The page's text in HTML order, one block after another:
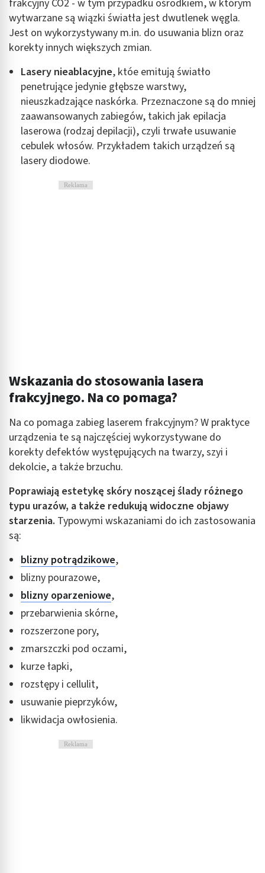
frakcyjny CO2 - w tym przypadku ośrodkiem, w którym
wytwarzane są wiązki światła jest dwutlenek węgla.
Jest on wykorzystywany m.in. do usuwania blizn oraz
korekty innych większych zmian.
Lasery nieablacyjne, któe emitują światło
penetrujące jedynie głębsze warstwy,
nieuszkadzające naskórka. Przeznaczone są do mniej
zaawansowanych zabiegów, takich jak epilacja
laserowa (rodzaj depilacji), czyli trwałe usuwanie
cebulek włosów. Przykładem takich urządzeń są
lasery diodowe.
Reklama
Wskazania do stosowania lasera
frakcyjnego. Na co pomaga?
Na co pomaga zabieg laserem frakcyjnym? W praktyce
urządzenia te są najczęściej wykorzystywane do
korekty defektów występujących na twarzy, szyi i
dekolcie, a także brzuchu.
Poprawiają estetykę skóry noszącej ślady różnego
typu urazów, a także redukują widoczne objawy
starzenia. Typowymi wskazaniami do ich zastosowania
są:
blizny potrądzikowe,
blizny pourazowe,
blizny oparzeniowe,
przebarwienia skórne,
rozszerzone pory,
zmarszczki pod oczami,
kurze łapki,
rozstępy i cellulit,
usuwanie pieprzyków,
likwidacja owłosienia.
Reklama